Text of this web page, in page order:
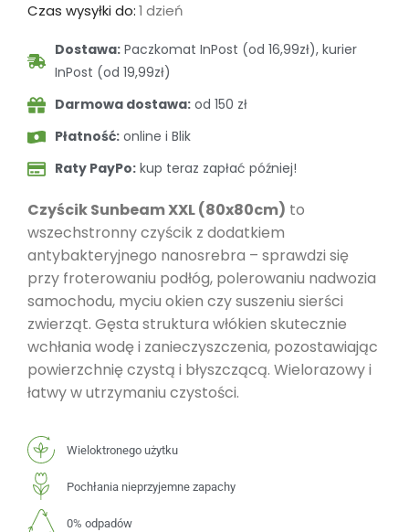
Czas wysyłki do:1 dzień
Dostawa: Paczkomat InPost (od 16,99zł), kurier
InPost (od 19,99zł)
Darmowa dostawa: od 150 zł
Płatność: online i Blik
Raty PayPo: kup teraz zapłać później!
Czyścik Sunbeam XXL (80x80cm) to
wszechstronny czyścik z dodatkiem
antybakteryjnego nanosrebra – sprawdzi się
przy froterowaniu podłóg, polerowaniu nadwozia
samochodu, myciu okien czy suszeniu sierści
zwierząt. Gęsta struktura włókien skutecznie
wchłania wodę i zanieczyszczenia, pozostawiając
powierzchnię czystą i błyszczącą. Wielorazowy i
łatwy w utrzymaniu czystości.
Wieloktronego użytku
Pochłania nieprzyjemne zapachy
0% odpadów